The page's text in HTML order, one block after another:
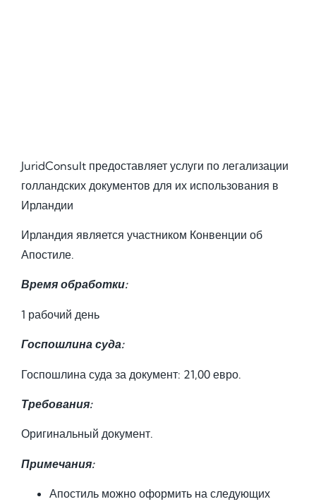
JuridConsult предоставляет услуги по легализации
голландских документов для их использования в
Ирландии
Ирландия является участником Конвенции об
Апостиле.
Время обработки:
1 рабочий день
Госпошлина суда:
Госпошлина суда за документ: 21,00 евро.
Требования:
Оригинальный документ.
Примечания:
Апостиль можно оформить на следующих